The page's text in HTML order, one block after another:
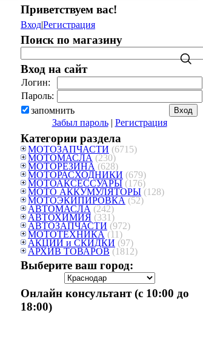
Приветствуем вас!
Вход|Регистрация
Поиск по магазину
Вход на сайт
Логин:
Пароль:
запомнить
Забыл пароль| Регистрация
Категории раздела
МОТОЗАПЧАСТИ (6715)
МОТОМАСЛА (230)
МОТОРЕЗИНА (628)
МОТОРАСХОДНИКИ (679)
МОТОАКСЕССУАРЫ (176)
МОТО АККУМУЛЯТОРЫ (128)
МОТОЭКИПИРОВКА (52)
АВТОМАСЛА (242)
АВТОХИМИЯ (331)
АВТОЗАПЧАСТИ (972)
МОТОТЕХНИКА (11)
АКЦИИ и СКИДКИ (97)
АРХИВ ТОВАРОВ (1812)
Выберите ваш город:
Онлайн консультант (с 10:00 до
18:00)